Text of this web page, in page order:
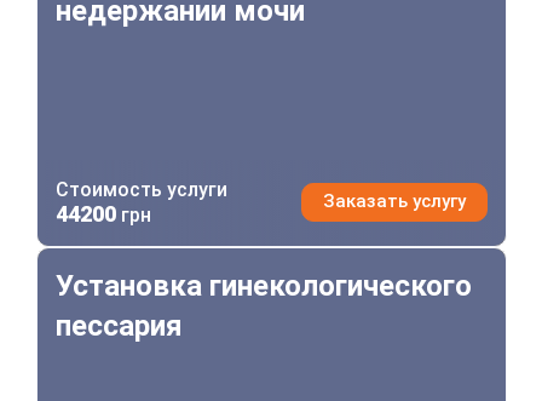
недержании мочи
Стоимость услуги
44200грн
Заказать услугу
Установка гинекологического пессария
Установка гинекологического
пессария